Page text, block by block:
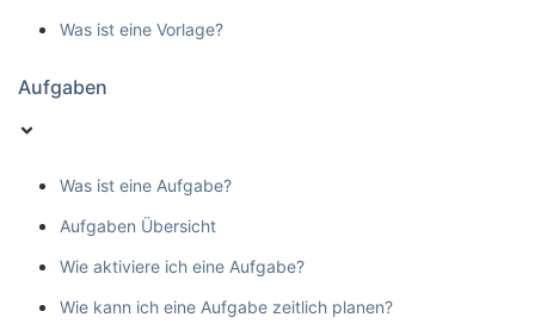
Was ist eine Vorlage?
Aufgaben
Was ist eine Aufgabe?
Aufgaben Übersicht
Wie aktiviere ich eine Aufgabe?
Wie kann ich eine Aufgabe zeitlich planen?